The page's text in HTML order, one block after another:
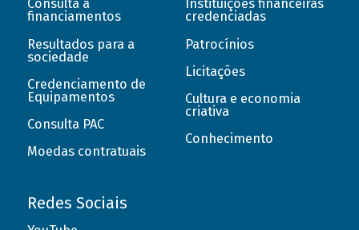
Consulta a
financiamentos
Resultados para a
sociedade
Credenciamento de
Equipamentos
Consulta PAC
Moedas contratuais
Instituições financeiras
credenciadas
Patrocínios
Licitações
Cultura e economia
criativa
Conhecimento
Redes Sociais